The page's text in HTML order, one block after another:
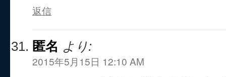
返信
匿名 より:
2015年5月15日 12:10 AM